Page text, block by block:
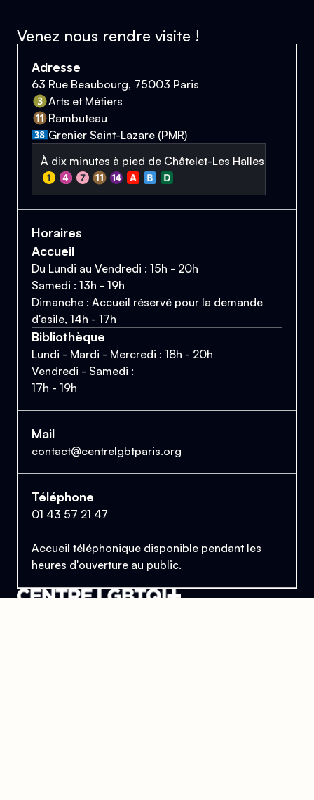
Venez nous rendre visite !
Adresse
63 Rue Beaubourg, 75003 Paris
Arts et Métiers
Rambuteau
Grenier Saint-Lazare (PMR)
À dix minutes à pied de Châtelet-Les Halles
Horaires
Accueil
Du Lundi au Vendredi : 15h - 20h
Samedi : 13h - 19h
Dimanche : Accueil réservé pour la demande
d'asile, 14h - 17h
Bibliothèque
Lundi - Mardi - Mercredi : 18h - 20h
Vendredi - Samedi :
17h - 19h
Mail
contact@centrelgbtparis.org
Téléphone
01 43 57 21 47
Accueil téléphonique disponible pendant les
heures d'ouverture au public.